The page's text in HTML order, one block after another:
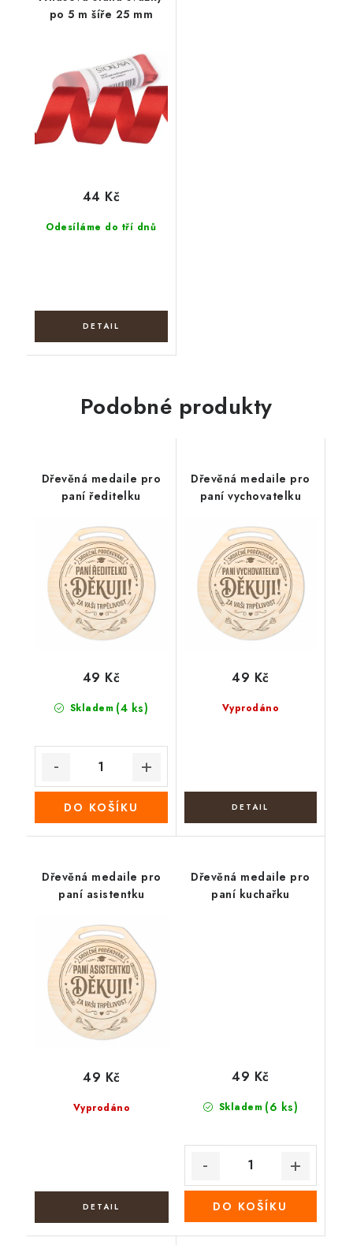
po 5 m šíře 25 mm
Odesíláme do tří dnů
44 Kč
Podobné produkty
Dřevěná medaile pro
paní ředitelku
Skladem (4 ks)
49 Kč
DO KOŠÍKU
Dřevěná medaile pro
paní vychovatelku
Vyprodáno
49 Kč
Dřevěná medaile pro
paní asistentku
Vyprodáno
49 Kč
Dřevěná medaile pro
paní kuchařku
Skladem (6 ks)
49 Kč
DO KOŠÍKU